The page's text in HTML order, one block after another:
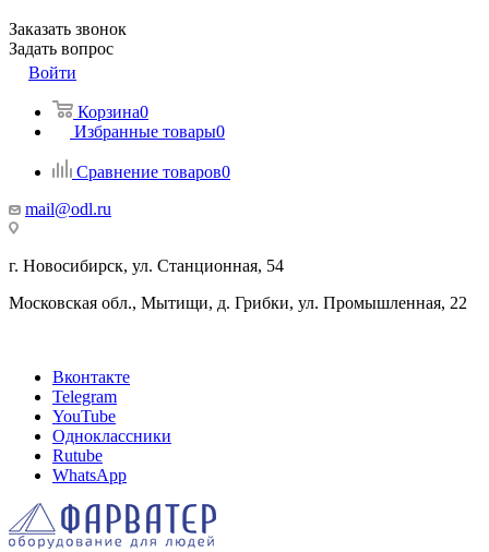
Заказать звонок
Задать вопрос
Войти
Корзина0
Избранные товары0
Сравнение товаров0
mail@odl.ru
г. Новосибирск, ул. Станционная, 54
Московская обл., Мытищи, д. Грибки, ул. Промышленная, 22
Вконтакте
Telegram
YouTube
Одноклассники
Rutube
WhatsApp